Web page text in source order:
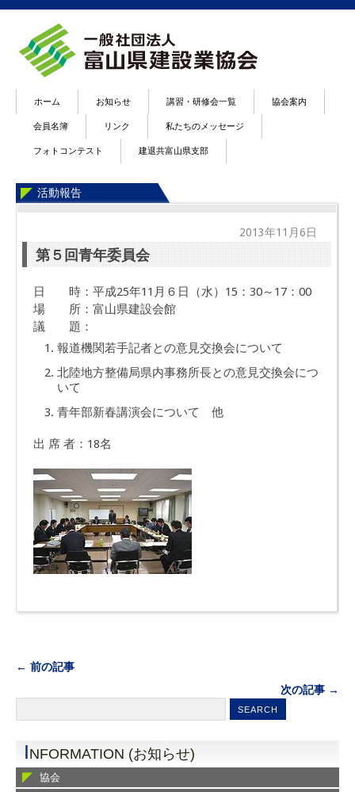
ホーム お知らせ 講習・研修会一覧 協会案内
会員名簿 リンク 私たちのメッセージ
フォトコンテスト 建退共富山県支部
活動報告
2013年11月6日
第５回青年委員会
日 時：平成25年11月６日（水）15：30～17：00
場 所：富山県建設会館
議 題：
報道機関若手記者との意見交換会について
北陸地方整備局県内事務所長との意見交換会につ
いて
青年部新春講演会について 他
出 席 者：18名
← 前の記事
次の記事 →
INFORMATION (お知らせ)
協会